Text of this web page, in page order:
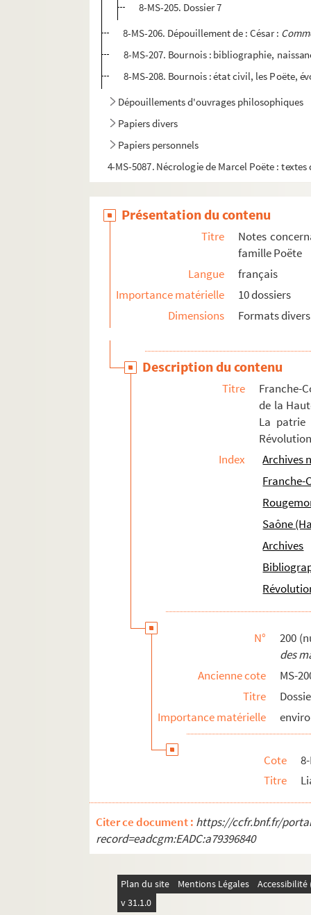
8-MS-205. Dossier 7
8-MS-206. Dépouillement de : César :
8-MS-207. Bournois : bibliographie,
8-MS-208. Bournois : état civil, les Poëte,
Dépouillements d'ouvrages philosophiques
Papiers divers
Papiers personnels
4-MS-5087. Nécrologie de Marcel Poëte :
Présentation du contenu
Titre
Notes
famille Poëte
Langue
français
Importance matérielle
10 dossiers
Dimensions
Formats divers
Description du contenu
Titre
Franche-
de la
La patrie
Index
Archives
Franche-
Saône
Archives
N°
200
des
Ancienne cote
MS-
Titre
Importance matérielle
Cote
Titre
Citer ce document : https://ccfr.bnf.fr/
record=eadcgm:EADC:a79396840
Plan du site Mentions Légales
v 31.1.0